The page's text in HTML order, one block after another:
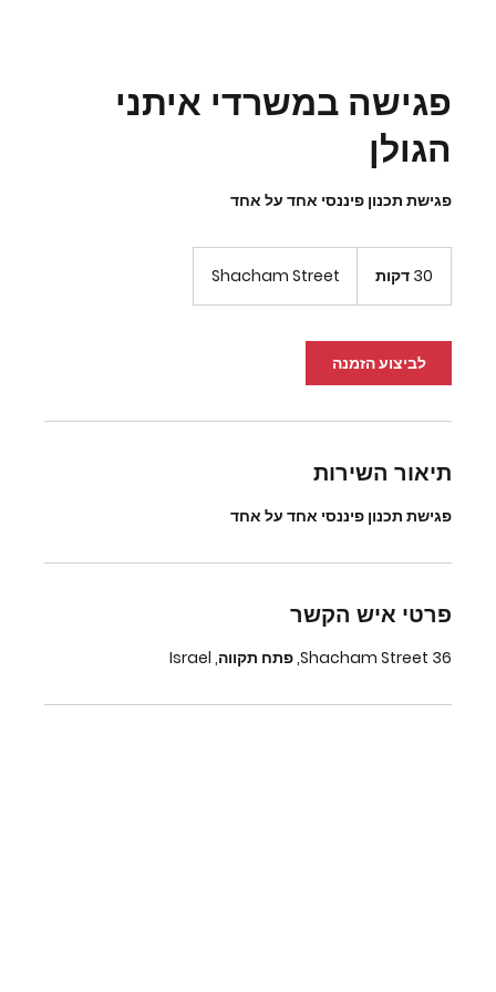
פגישה במשרדי איתני
הגולן
פגישת תכנון פיננסי אחד על אחד
30 דקות
ק
ו
ת
Shacham Street
לביצוע הזמנה
תיאור השירות
פגישת תכנון פיננסי אחד על אחד
פרטי איש הקשר
Shacham Street 36, פתח תקווה, Israel